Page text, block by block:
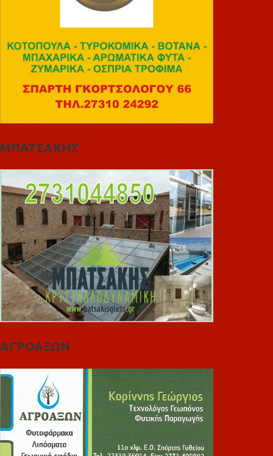
ΜΠΑΤΣΑΚΗΣ
ΑΓΡΟΑΞΩΝ